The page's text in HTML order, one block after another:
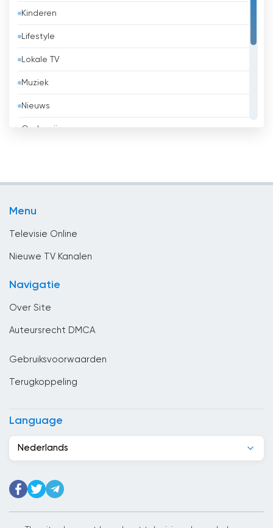
Belize
Benin
Bhutan
Bolivia
Bosnië en Herzegovina
Cuba
Cyprus
Duitsland
Kinderen
Lifestyle
Lokale TV
Muziek
Nieuws
Onderwijs
Menu
Televisie Online
Nieuwe TV Kanalen
Navigatie
Over Site
Auteursrecht DMCA
Gebruiksvoorwaarden
Terugkoppeling
Language
Nederlands